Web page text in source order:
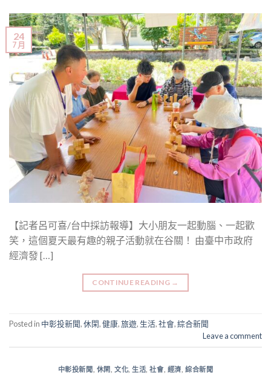
24
7 月
【記者呂可喜/台中採訪報導】大小朋友一起動腦、一起歡
笑，這個夏天最有趣的親子活動就在谷關！ 由臺中市政府
經濟發 […]
CONTINUE READING →
Posted in 中彰投新聞,休閑,健康,旅遊,生活,社會,綜合新聞
Leave a comment
中彰投新聞 休閑 文化 ,生活 ,社會, 經濟 綜合新聞